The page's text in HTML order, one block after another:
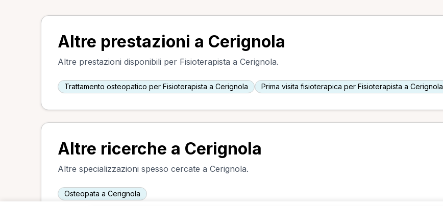
Altre prestazioni a Cerignola
Altre prestazioni disponibili per Fisioterapista a Cerignola.
Trattamento osteopatico per Fisioterapista a Cerignola Prima visita fisioterapica per Fisioterapista a Cerignola
Altre ricerche a Cerignola
Altre specializzazioni spesso cercate a Cerignola.
Osteopata a Cerignola